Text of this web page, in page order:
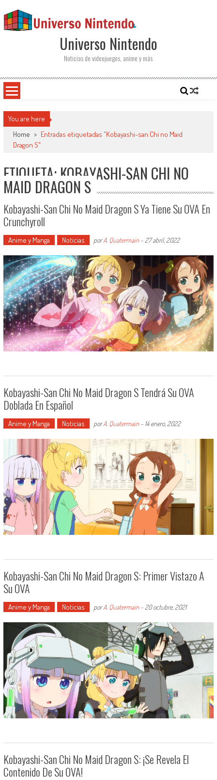
Universo Nintendo
Noticias de videojuegos, anime y más
You are here
Home > Entradas etiquetadas "Kobayashi-san Chi no Maid
Dragon S"
ETIQUETA: KOBAYASHI-SAN CHI NO
MAID DRAGON S
Kobayashi-San Chi No Maid Dragon S Ya Tiene Su OVA En
Crunchyroll
Anime y Manga Noticias porA. Quatermain- 27 abril, 2022
Kobayashi-San Chi No Maid Dragon S Tendrá Su OVA
Doblada En Español
Anime y Manga Noticias porA. Quatermain- 14 enero, 2022
Kobayashi-San Chi No Maid Dragon S: Primer Vistazo A
Su OVA
Anime y Manga Noticias porA. Quatermain- 20 octubre, 2021
Kobayashi-San Chi No Maid Dragon S: ¡Se Revela El
Contenido De Su OVA!